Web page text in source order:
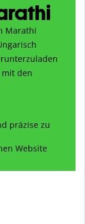
Marathi
den
präzise zu
Website